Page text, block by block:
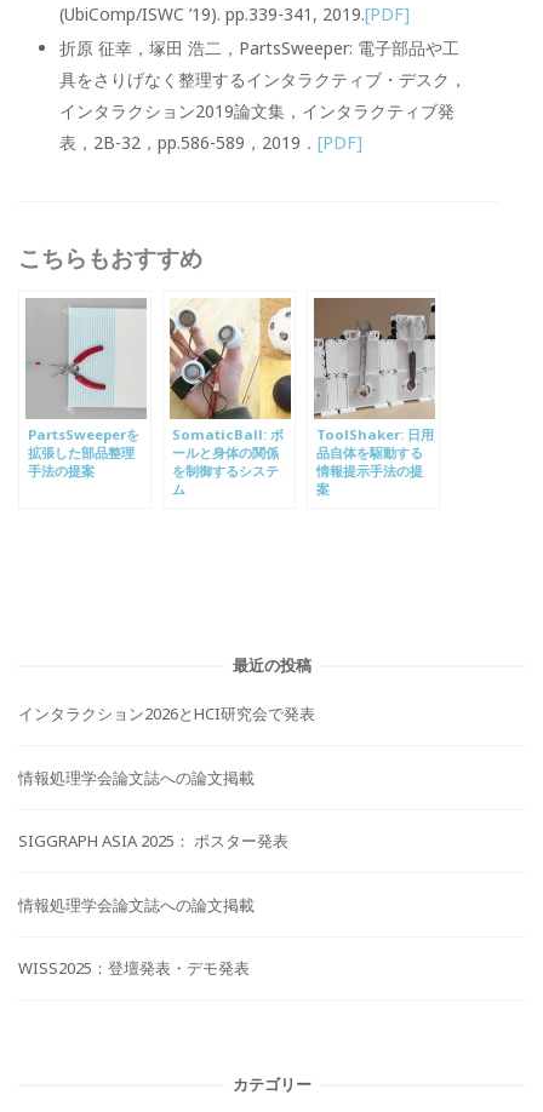
(UbiComp/ISWC ’19). pp.339-341, 2019.[PDF]
折原 征幸，塚田 浩二，PartsSweeper: 電子部品や工
具をさりげなく整理するインタラクティブ・デスク，
インタラクション2019論文集，インタラクティブ発
表，2B-32，pp.586-589，2019． [PDF]
こちらもおすすめ
PartsSweeperを
拡張した部品整理
手法の提案
SomaticBall: ボ
ールと身体の関係
を制御するシステ
ム
ToolShaker: 日用
品自体を駆動する
情報提示手法の提
案
最近の投稿
インタラクション2026とHCI研究会で発表
情報処理学会論文誌への論文掲載
SIGGRAPH ASIA 2025： ポスター発表
情報処理学会論文誌への論文掲載
WISS2025：登壇発表・デモ発表
カテゴリー